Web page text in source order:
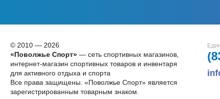
© 2010 — 2026
«Поволжье Спорт»— сеть спортивных магазинов,
интернет-магазин спортивных товаров и инвентаря
для активного отдыха и спорта
Все права защищены. «Поволжье Спорт» является
зарегистрированным товарным знаком.